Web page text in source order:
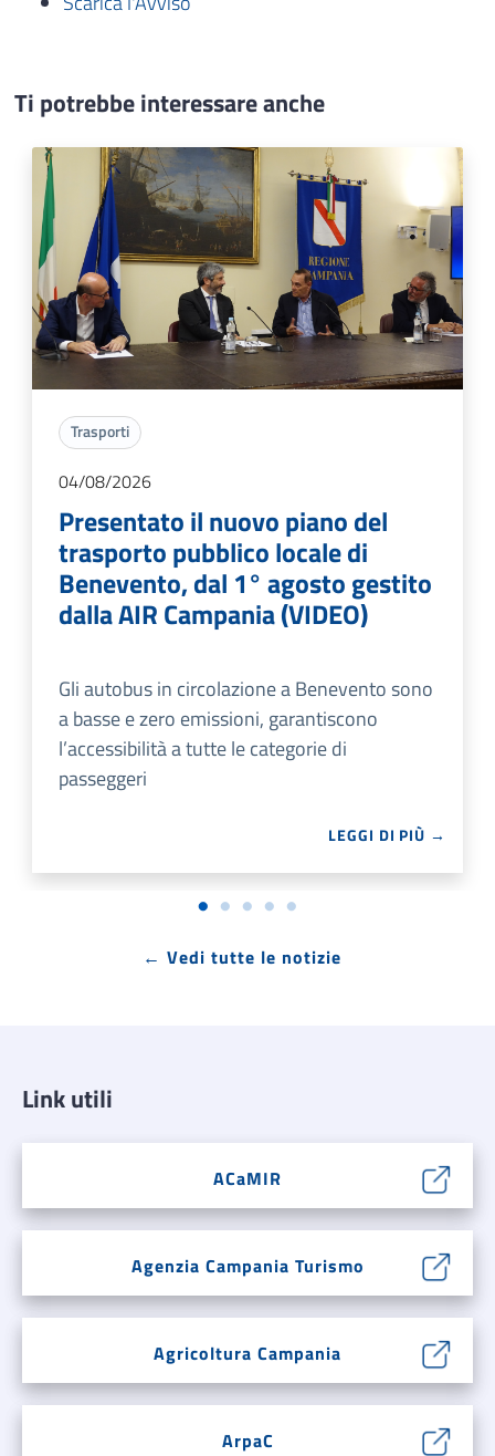
Ti potrebbe interessare anche
Trasporti
04/08/2026
Presentato il nuovo piano del
trasporto pubblico locale di
Benevento, dal 1° agosto gestito
dalla AIR Campania (VIDEO)
Gli autobus in circolazione a Benevento sono
a basse e zero emissioni, garantiscono
l’accessibilità a tutte le categorie di
passeggeri
LEGGI DI PIÙ →
← Vedi tutte le notizie
Link utili
ACaMIR
Agenzia Campania Turismo
Agricoltura Campania
ArpaC